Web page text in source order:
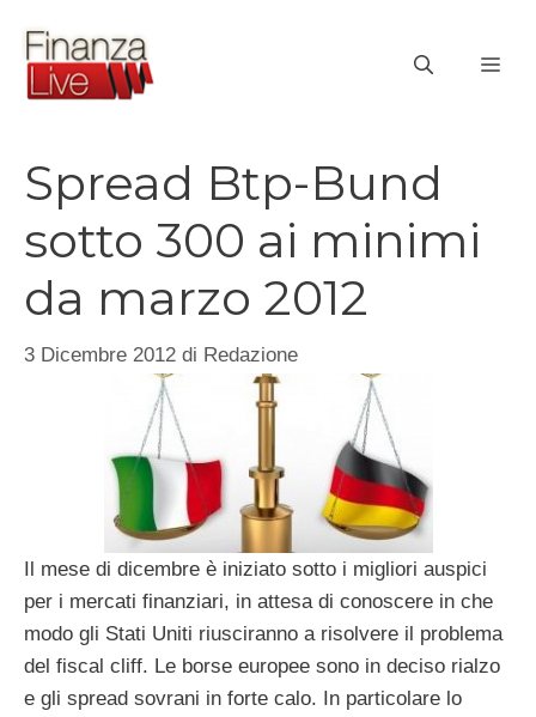
contenuto
Spread Btp-Bund
sotto 300 ai minimi
da marzo 2012
3 Dicembre 2012 di Redazione
Il mese di dicembre è iniziato sotto i migliori auspici
per i mercati finanziari, in attesa di conoscere in che
modo gli Stati Uniti riusciranno a risolvere il problema
del fiscal cliff. Le borse europee sono in deciso rialzo
e gli spread sovrani in forte calo. In particolare lo